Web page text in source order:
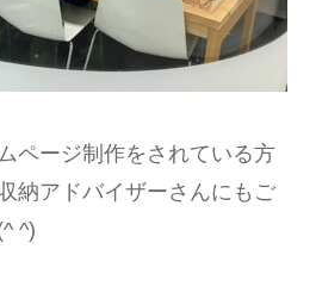
ページ制作をされている方
納アドバイザーさんにもご
^)